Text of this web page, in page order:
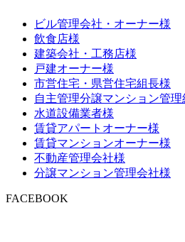
ビル管理会社・オーナー様
飲食店様
建築会社・工務店様
戸建オーナー様
市営住宅・県営住宅組長様
自主管理分譲マンション管理
水道設備業者様
賃貸アパートオーナー様
賃貸マンションオーナー様
不動産管理会社様
分譲マンション管理会社様
FACEBOOK